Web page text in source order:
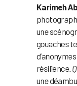
Karimeh
une
gouaches
résilience.
une